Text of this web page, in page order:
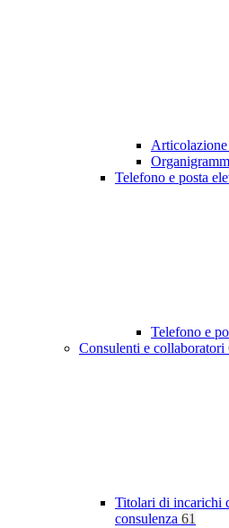
Telefono e posta
Telefono e
Consulenti e collaboratori
Titolari di incarichi
consulenza 61